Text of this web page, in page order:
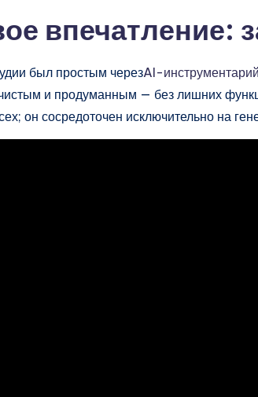
впечатление:
был простым черезAI-
и продуманным — без лишних
он сосредоточен исключительно на